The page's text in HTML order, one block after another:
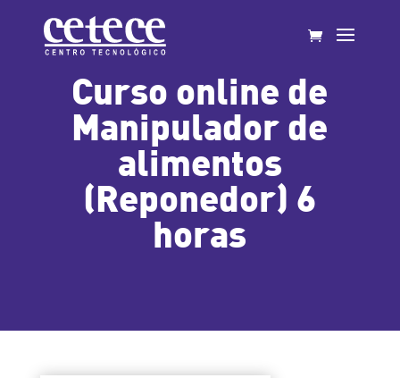
Curso online de
Manipulador de
alimentos
(Reponedor) 6
horas